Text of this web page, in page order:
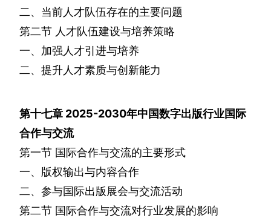
二、当前人才队伍存在的主要问题
第二节 人才队伍建设与培养策略
一、加强人才引进与培养
二、提升人才素质与创新能力
第十七章 2025-2030年中国数字出版行业国际
合作与交流
第一节 国际合作与交流的主要形式
一、版权输出与内容合作
二、参与国际出版展会与交流活动
第二节 国际合作与交流对行业发展的影响